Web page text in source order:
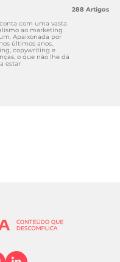
com uma vasta
ao marketing
Apaixonada por
últimos anos,
copywriting e
o que não lhe dá
estar
288 Artigos